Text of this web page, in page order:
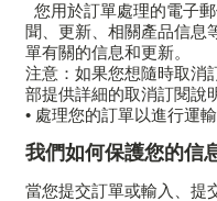
您用於訂單處理的電子
聞、更新、相關產品信息
單有關的信息和更新。
注意：如果您想隨時取消
部提供詳細的取消訂閱說
• 處理您的訂單以進行運
我們如何保護您的信
當您提交訂單或輸入、提